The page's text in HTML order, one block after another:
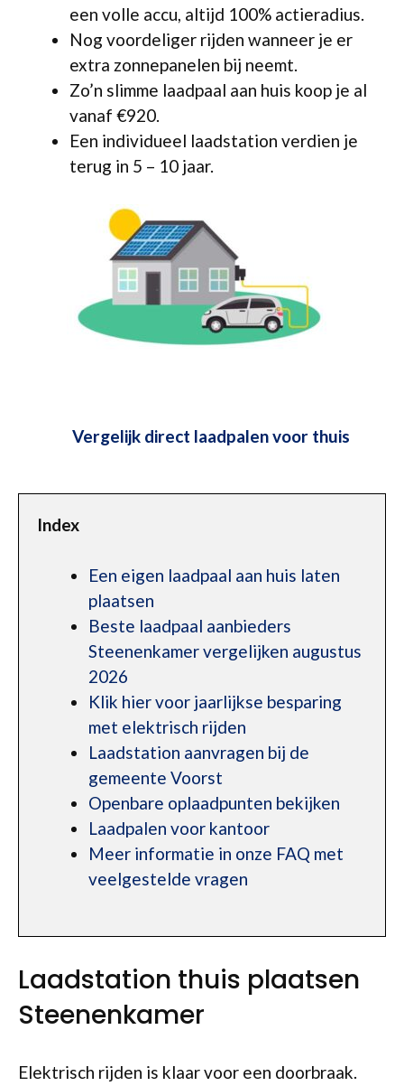
een volle accu, altijd 100% actieradius.
Nog voordeliger rijden wanneer je er
extra zonnepanelen bij neemt.
Zo’n slimme laadpaal aan huis koop je al
vanaf €920.
Een individueel laadstation verdien je
terug in 5 – 10 jaar.
Vergelijk direct laadpalen voor thuis
Index
Een eigen laadpaal aan huis laten
plaatsen
Beste laadpaal aanbieders
Steenenkamer vergelijken augustus
2026
Klik hier voor jaarlijkse besparing
met elektrisch rijden
Laadstation aanvragen bij de
gemeente Voorst
Openbare oplaadpunten bekijken
Laadpalen voor kantoor
Meer informatie in onze FAQ met
veelgestelde vragen
Laadstation thuis plaatsen
Steenenkamer
Elektrisch rijden is klaar voor een doorbraak.